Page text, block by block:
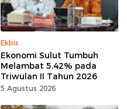
Ekbis
Ekonomi Sulut Tumbuh
Melambat 5,42% pada
Triwulan II Tahun 2026
5 Agustus 2026